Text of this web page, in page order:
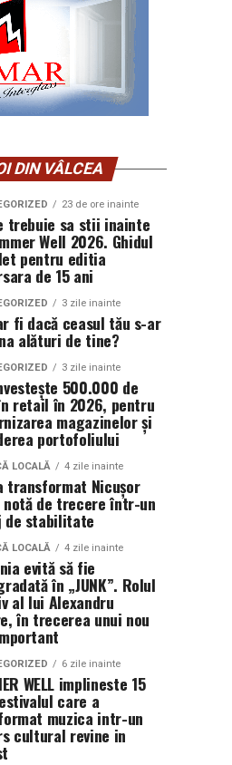
DIN VÂLCEA
23 de ore inainte
trebuie sa stii inainte
Well 2026. Ghidul
pentru editia
de 15 ani
3 zile inainte
fi dacă ceasul tău s-ar
alături de tine?
3 zile inainte
500.000 de
retail în 2026, pentru
magazinelor și
portofoliului
LOCALĂ 4 zile inainte
transformat Nicușor
notă de trecere într-un
de stabilitate
LOCALĂ 4 zile inainte
evită să fie
în „JUNK”. Rolul
al lui Alexandru
în trecerea unui nou
6 zile inainte
WELL implineste 15
care a
muzica intr-un
cultural revine in